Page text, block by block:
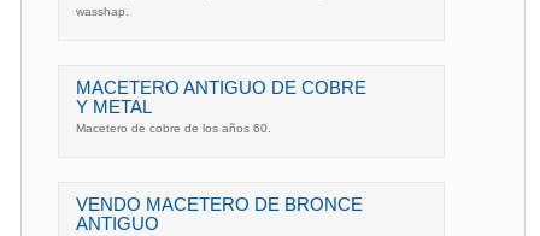
wasshap.
MACETERO ANTIGUO DE COBRE
Y METAL
Macetero de cobre de los años 60.
VENDO MACETERO DE BRONCE
ANTIGUO